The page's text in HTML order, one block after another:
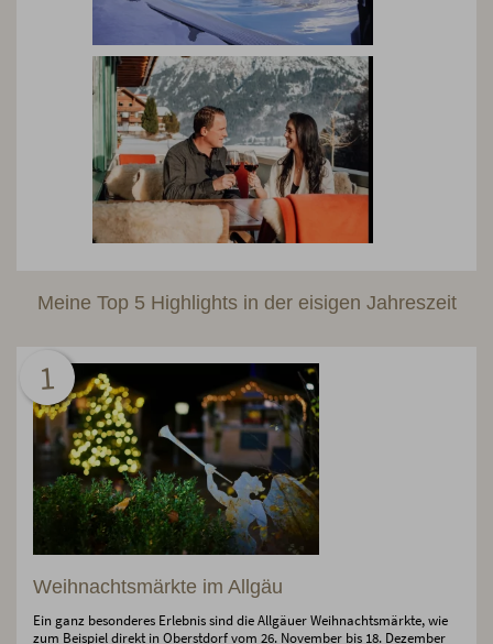
Meine Top 5 Highlights in der eisigen Jahreszeit
1
Weihnachtsmärkte im Allgäu
Ein ganz besonderes Erlebnis sind die Allgäuer Weihnachtsmärkte, wie
zum Beispiel direkt in Oberstdorf vom 26. November bis 18. Dezember